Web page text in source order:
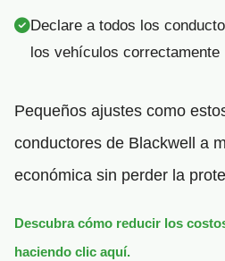
Declare a todos los
los vehículos correctamente
Pequeños ajustes como
conductores de Blackwell a
económica sin perder la
Descubra cómo reducir los
haciendo clic aquí.